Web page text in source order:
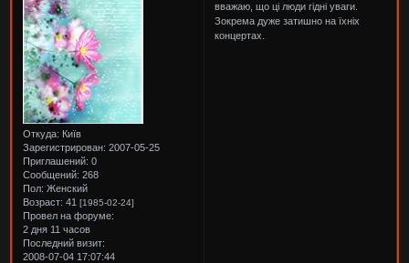
Откуда: Київ
Зарегистрирован: 2007-05-25
Приглашений: 0
Сообщений: 268
Пол: Женский
Возраст: 41[1985-02-24]
Провел на форуме:
2 дня 11 часов
Последний визит:
2008-07-04 17:07:44
вважаю, що ці люди гідні уваги.
Зокрема дуже затишно на їхніх
концертах.